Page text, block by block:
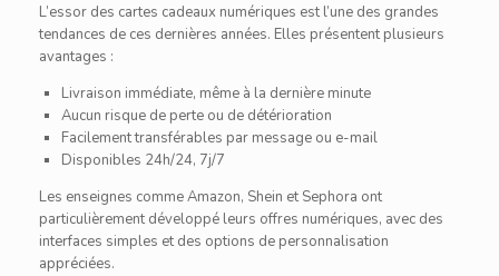
L’essor des cartes cadeaux numériques est l’une des grandes
tendances de ces dernières années. Elles présentent plusieurs
avantages :
Livraison immédiate, même à la dernière minute
Aucun risque de perte ou de détérioration
Facilement transférables par message ou e-mail
Disponibles 24h/24, 7j/7
Les enseignes comme Amazon, Shein et Sephora ont
particulièrement développé leurs offres numériques, avec des
interfaces simples et des options de personnalisation
appréciées.